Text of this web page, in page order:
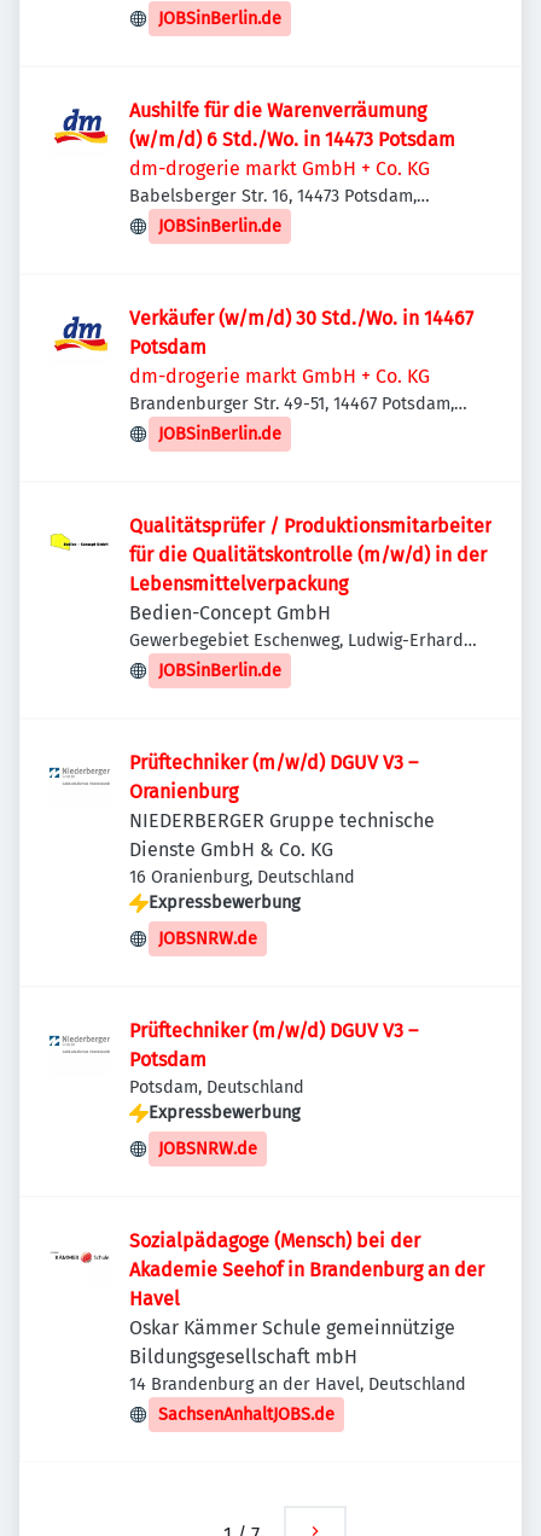
JOBSinBerlin.de
Aushilfe für die Warenverräumung
(w/m/d) 6 Std./Wo. in 14473 Potsdam
dm-drogerie markt GmbH + Co. KG
Babelsberger Str. 16, 14473 Potsdam,
Deutschland
JOBSinBerlin.de
Verkäufer (w/m/d) 30 Std./Wo. in 14467
Potsdam
dm-drogerie markt GmbH + Co. KG
Brandenburger Str. 49-51, 14467 Potsdam,
Deutschland
JOBSinBerlin.de
Qualitätsprüfer / Produktionsmitarbeiter
für die Qualitätskontrolle (m/w/d) in der
Lebensmittelverpackung
Bedien-Concept GmbH
Gewerbegebiet Eschenweg, Ludwig-Erhard-
Ring 20, 15827 Blankenfelde-Mahlow-
Dahlewitz, Deutschland
JOBSinBerlin.de
Prüftechniker (m/w/d) DGUV V3 –
Oranienburg
NIEDERBERGER Gruppe technische
Dienste GmbH & Co. KG
16 Oranienburg, Deutschland
Expressbewerbung
JOBSNRW.de
Prüftechniker (m/w/d) DGUV V3 –
Potsdam
Potsdam, Deutschland
Expressbewerbung
JOBSNRW.de
Sozialpädagoge (Mensch) bei der
Akademie Seehof in Brandenburg an der
Havel
Oskar Kämmer Schule gemeinnützige
Bildungsgesellschaft mbH
14 Brandenburg an der Havel, Deutschland
SachsenAnhaltJOBS.de